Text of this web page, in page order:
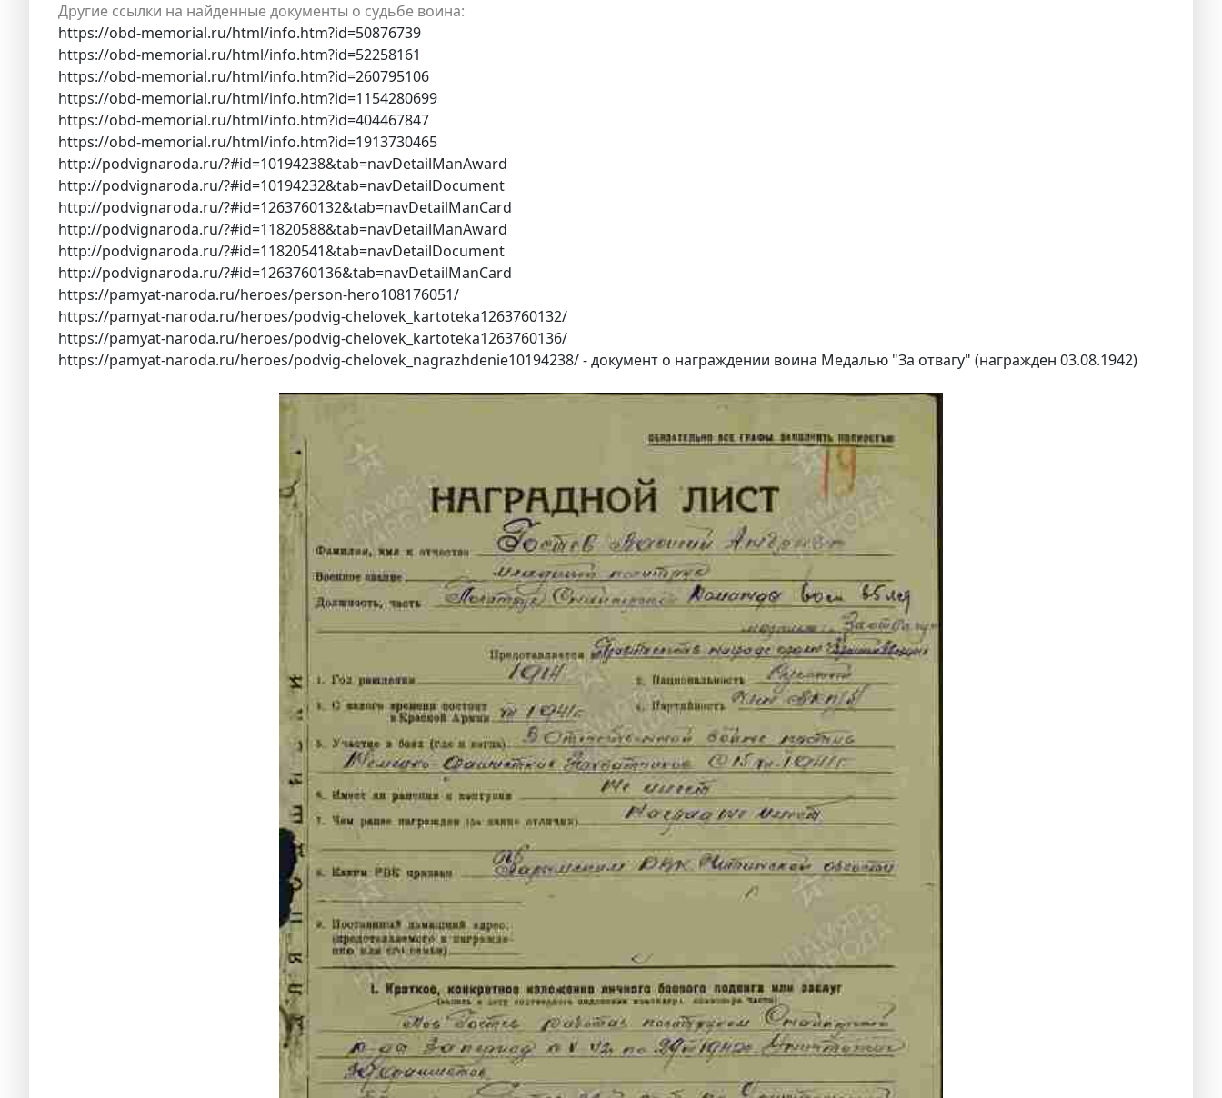
Другие ссылки на найденные документы о судьбе воина:
https://obd-memorial.ru/html/info.htm?id=50876739
https://obd-memorial.ru/html/info.htm?id=52258161
https://obd-memorial.ru/html/info.htm?id=260795106
https://obd-memorial.ru/html/info.htm?id=1154280699
https://obd-memorial.ru/html/info.htm?id=404467847
https://obd-memorial.ru/html/info.htm?id=1913730465
http://podvignaroda.ru/?#id=10194238&tab=navDetailManAward
http://podvignaroda.ru/?#id=10194232&tab=navDetailDocument
http://podvignaroda.ru/?#id=1263760132&tab=navDetailManCard
http://podvignaroda.ru/?#id=11820588&tab=navDetailManAward
http://podvignaroda.ru/?#id=11820541&tab=navDetailDocument
http://podvignaroda.ru/?#id=1263760136&tab=navDetailManCard
https://pamyat-naroda.ru/heroes/person-hero108176051/
https://pamyat-naroda.ru/heroes/podvig-chelovek_kartoteka1263760132/
https://pamyat-naroda.ru/heroes/podvig-chelovek_kartoteka1263760136/
https://pamyat-naroda.ru/heroes/podvig-chelovek_nagrazhdenie10194238/ - документ о награждении воина Медалью "За отвагу" (награжден 03.08.1942)